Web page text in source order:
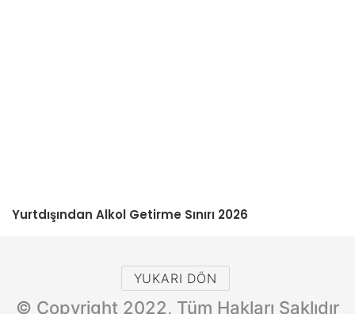
Yurtdışından Alkol Getirme Sınırı 2026
YUKARI DÖN
© Copyright 2022, Tüm Hakları Saklıdır